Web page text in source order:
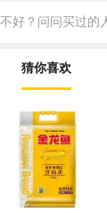
好？问问买过的
猜你喜欢